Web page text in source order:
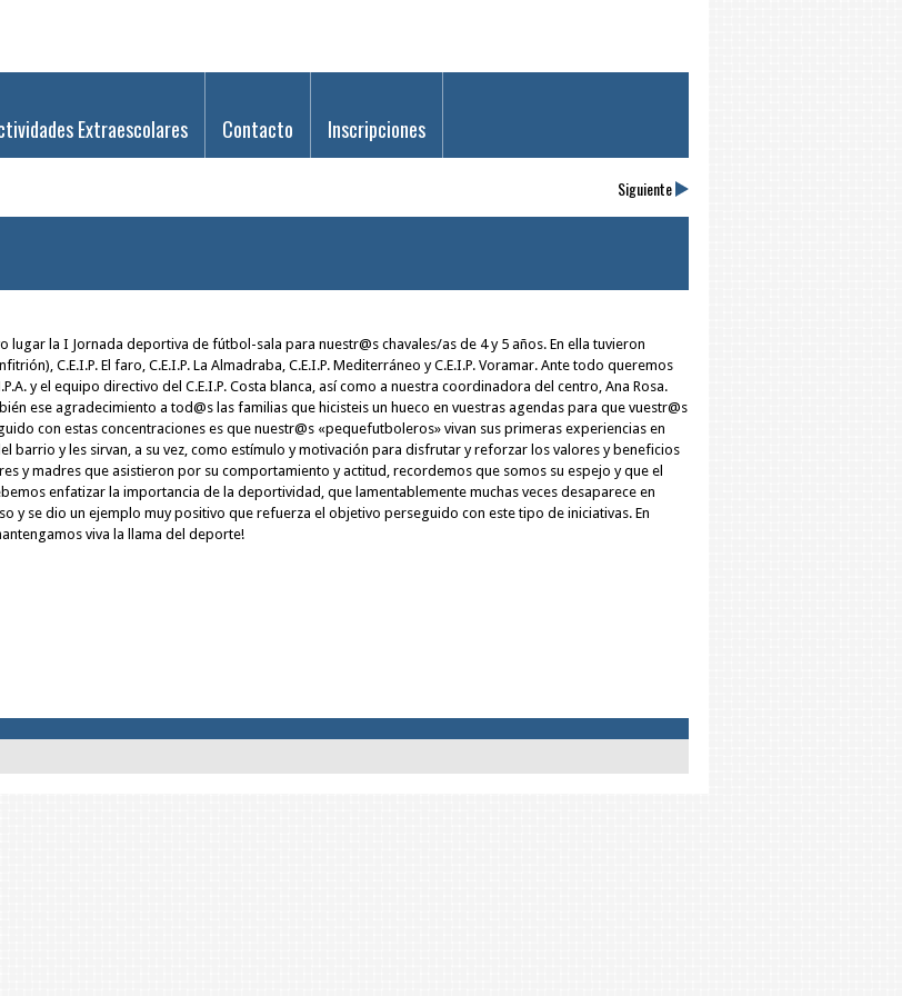
Extraescolares Contacto Inscripciones
Siguiente
la I Jornada deportiva de fútbol-sala para nuestr@s chavales/as de 4 y 5 años. En ella tuvieron
C.E.I.P. El faro, C.E.I.P. La Almadraba, C.E.I.P. Mediterráneo y C.E.I.P. Voramar. Ante todo queremos
y el equipo directivo del C.E.I.P. Costa blanca, así como a nuestra coordinadora del centro, Ana Rosa.
ese agradecimiento a tod@s las familias que hicisteis un hueco en vuestras agendas para que vuestr@s
con estas concentraciones es que nuestr@s «pequefutboleros» vivan sus primeras experiencias en
y les sirvan, a su vez, como estímulo y motivación para disfrutar y reforzar los valores y beneficios
y madres que asistieron por su comportamiento y actitud, recordemos que somos su espejo y que el
enfatizar la importancia de la deportividad, que lamentablemente muchas veces desaparece en
y se dio un ejemplo muy positivo que refuerza el objetivo perseguido con este tipo de iniciativas. En
viva la llama del deporte!